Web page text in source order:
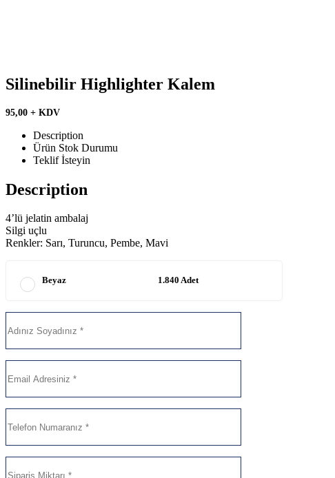
Silinebilir Highlighter Kalem
95,00 + KDV
Description
Ürün Stok Durumu
Teklif İsteyin
Description
4’lü jelatin ambalaj
Silgi uçlu
Renkler: Sarı, Turuncu, Pembe, Mavi
Beyaz 1.840 Adet